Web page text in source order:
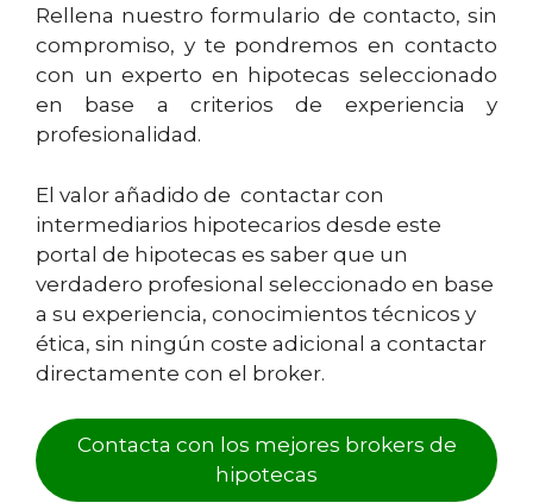
Rellena nuestro formulario de contacto, sin
compromiso, y te pondremos en contacto
con un experto en hipotecas seleccionado
en base a criterios de experiencia y
profesionalidad.
El valor añadido de contactar con
intermediarios hipotecarios desde este
portal de hipotecas es saber que un
verdadero profesional seleccionado en base
a su experiencia, conocimientos técnicos y
ética, sin ningún coste adicional a contactar
directamente con el broker.
Contacta con los mejores brokers de
hipotecas